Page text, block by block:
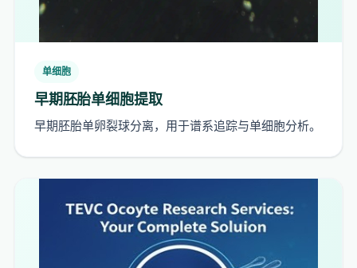
单细胞
早期胚胎单细胞提取
早期胚胎单卵裂球分离，用于谱系追踪与单细胞分析。